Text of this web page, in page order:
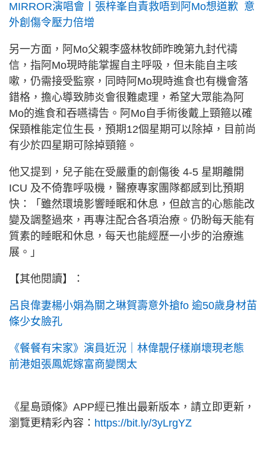
MIRROR演唱會丨張梓峯自責救唔到阿Mo想道歉 意
外創傷令壓力倍增
另一方面，阿Mo父親李盛林牧師昨晚第九封代禱
信，指阿Mo現時能掌握自主呼吸，但未能自主咳
嗽，仍需接受監察，同時阿Mo現時進食也有機會落
錯格，擔心導致肺炎會很難處理，希望大眾能為阿
Mo的進食和吞嚥禱告。阿Mo自手術後戴上頸箍以確
保頸椎能定位生長，預期12個星期可以除掉，目前尚
有少於四星期可除掉頸箍。
他又提到，兒子能在受嚴重的創傷後 4-5 星期離開
ICU 及不倚靠呼吸機，醫療專家團隊都感到比預期
快：「雖然環境影響睡眠和休息，但啟言的心態能改
變及調整過來，再專注配合各項治療。仍盼每天能有
質素的睡眠和休息，每天也能經歷一小步的治療進
展。」
【其他閱讀】：
呂良偉妻楊小娟為關之琳賀壽意外搶fo 逾50歲身材苗
條少女臉孔
《餐餐有宋家》演員近況｜林偉靚仔樣崩壞現老態
前港姐張鳳妮嫁富商變闊太
《星島頭條》APP經已推出最新版本，請立即更新，
瀏覽更精彩內容： https://bit.ly/3yLrgYZ